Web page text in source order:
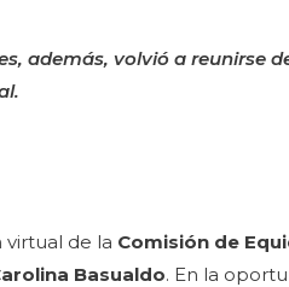
además, volvió a reunirse
virtual de la Comisión de
Basualdo. En la